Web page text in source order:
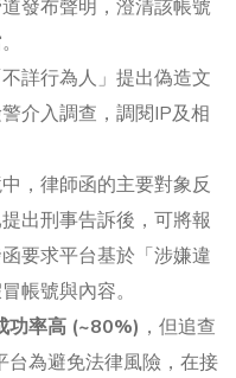
發布聲明，澄清該帳號
不詳行為人」提出偽造文
介入調查，調閱IP及相
中，律師函的主要對象反
出刑事告訴後，可將報
要求平台基於「涉嫌違
帳號與內容。
功率高 (~80%) ，但追查
台為避免法律風險，在接